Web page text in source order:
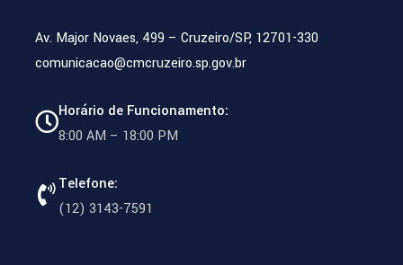
Av. Major Novaes, 499 – Cruzeiro/SP, 12701-330
comunicacao@cmcruzeiro.sp.gov.br
Horário de Funcionamento:
8:00 AM – 18:00 PM
Telefone:
(12) 3143-7591